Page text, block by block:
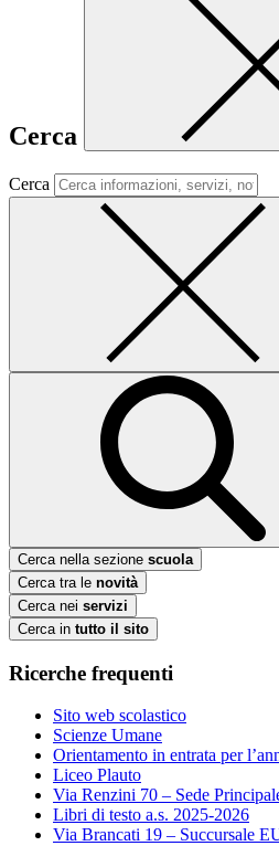
Cerca
Cerca
Cerca nella sezione scuola
Cerca tra le novità
Cerca nei servizi
Cerca in tutto il sito
Ricerche frequenti
Sito web scolastico
Scienze Umane
Orientamento in entrata per
Liceo Plauto
Via Renzini 70 – Sede
Libri di testo a.s. 2025-2026
Via Brancati 19 – Succursale